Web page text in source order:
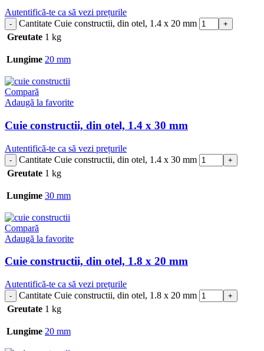
Autentifică-te ca să vezi prețurile
Cantitate Cuie constructii, din otel, 1.4 x 20 mm
Greutate 1 kg
Lungime 20 mm
Compară
Adaugă la favorite
Cuie constructii, din otel, 1.4 x 30 mm
Autentifică-te ca să vezi prețurile
Cantitate Cuie constructii, din otel, 1.4 x 30 mm
Greutate 1 kg
Lungime 30 mm
Compară
Adaugă la favorite
Cuie constructii, din otel, 1.8 x 20 mm
Autentifică-te ca să vezi prețurile
Cantitate Cuie constructii, din otel, 1.8 x 20 mm
Greutate 1 kg
Lungime 20 mm